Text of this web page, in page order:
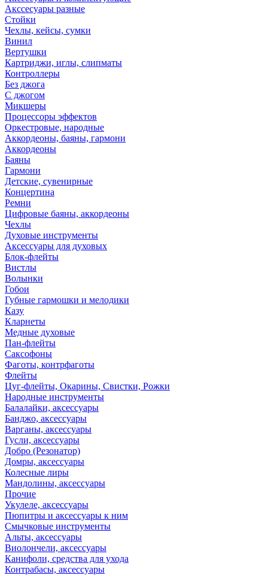
Акссесуары разные
Стойки
Чехлы, кейсы, сумки
Винил
Вертушки
Картриджи, иглы, слипматы
Контроллеры
Без джога
С джогом
Микшеры
Процессоры эффектов
Оркестровые, народные
Аккордеоны, баяны, гармони
Аккордеоны
Баяны
Гармони
Детские, сувенирные
Концертина
Ремни
Цифровые баяны, аккордеоны
Чехлы
Духовые инструменты
Аксессуары для духовых
Блок-флейты
Вистлы
Волынки
Гобои
Губные гармошки и мелодики
Казу
Кларнеты
Медные духовые
Пан-флейты
Саксофоны
Фаготы, контрфаготы
Флейты
Цуг-флейты, Окарины, Свистки, Рожки
Народные инструменты
Балалайки, аксессуары
Банджо, аксессуары
Варганы, аксессуары
Гусли, аксессуары
Добро (Резонатор)
Домры, аксессуары
Колесные лиры
Мандолины, аксессуары
Прочие
Укулеле, аксессуары
Пюпитры и аксессуары к ним
Смычковые инструменты
Альты, аксессуары
Виолончели, аксессуары
Канифоли, средства для ухода
Контрабасы, аксессуары